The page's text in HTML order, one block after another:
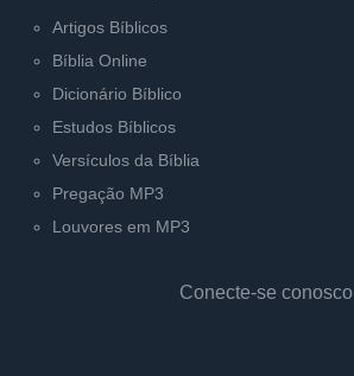
Artigos Bíblicos
Bíblia Online
Dicionário Bíblico
Estudos Bíblicos
Versículos da Bíblia
Pregação MP3
Louvores em MP3
Conecte-se conosco